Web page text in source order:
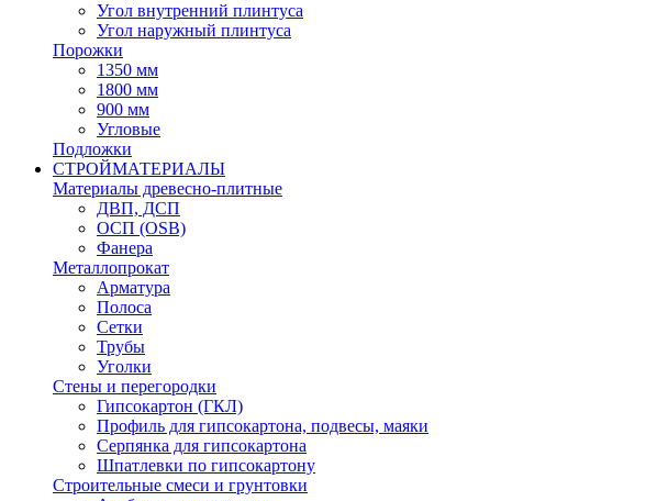
Угол внутренний плинтуса
Угол наружный плинтуса
Порожки
1350 мм
1800 мм
900 мм
Угловые
Подложки
СТРОЙМАТЕРИАЛЫ
Материалы древесно-плитные
ДВП, ДСП
ОСП (OSB)
Фанера
Металлопрокат
Арматура
Полоса
Сетки
Трубы
Уголки
Стены и перегородки
Гипсокартон (ГКЛ)
Профиль для гипсокартона, подвесы, маяки
Серпянка для гипсокартона
Шпатлевки по гипсокартону
Строительные смеси и грунтовки